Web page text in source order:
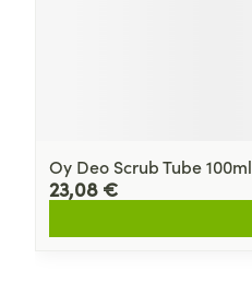
Oy Deo Scrub Tube 100ml
23,08 €